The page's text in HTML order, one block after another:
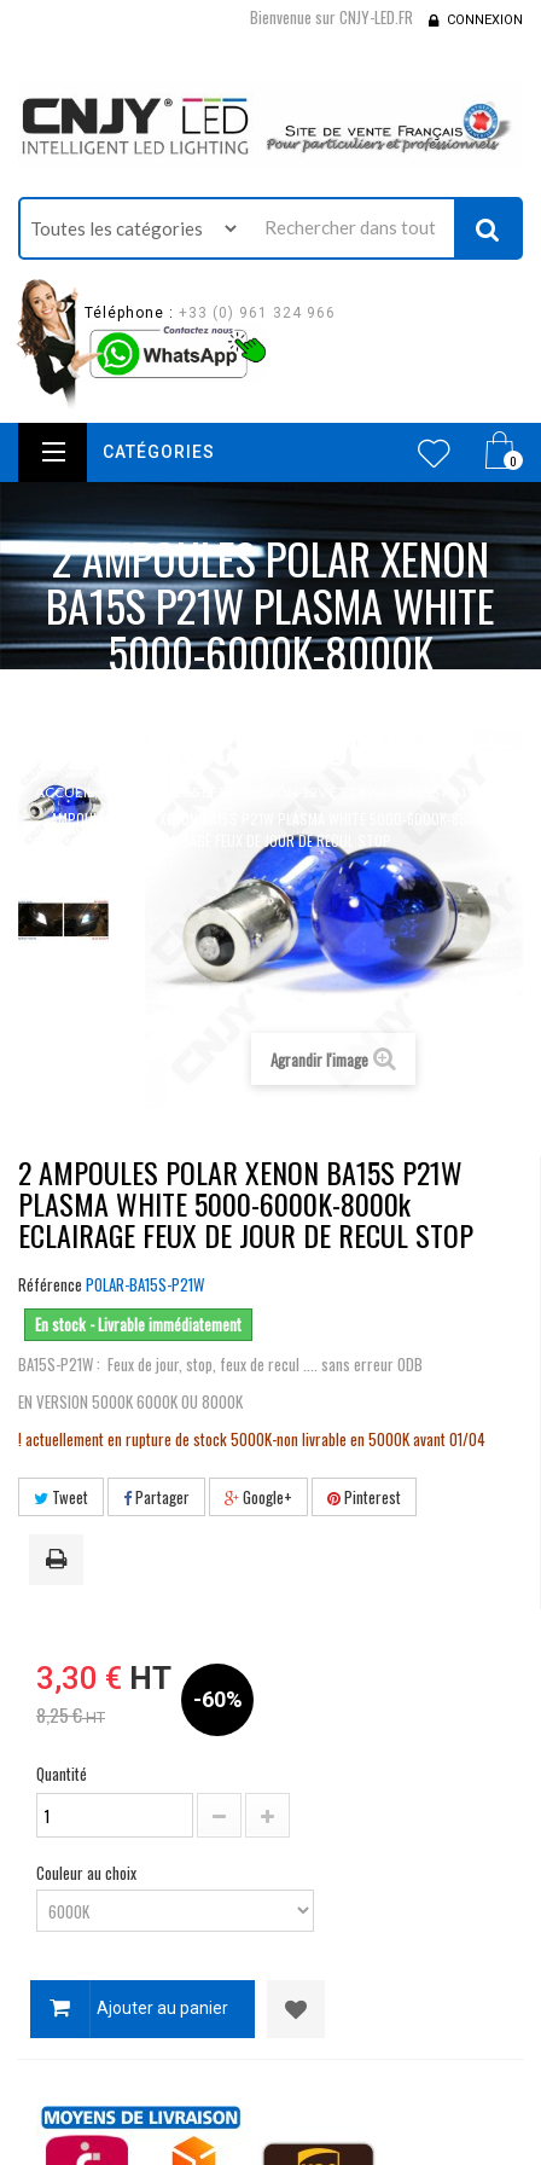
Bienvenue sur CNJY-LED.FR CONNEXION
Téléphone : +33 (0) 961 324 966
0
CATÉGORIES
2 AMPOULES POLAR XENON
BA15S P21W PLASMA WHITE
5000-6000K-8000K
ACCUEIL
AMPOULES POLAR XENON BA15S P21W PLASMA WHITE 5000-6000K-8000K
ECLAIRAGE FEUX DE JOUR DE RECUL STOP
Agrandir l'image
2 AMPOULES POLAR XENON BA15S P21W
PLASMA WHITE 5000-6000K-8000k
ECLAIRAGE FEUX DE JOUR DE RECUL STOP
Référence POLAR-BA15S-P21W
En stock - Livrable immédiatement
BA15S-P21W : Feux de jour, stop, feux de recul .... sans erreur ODB
EN VERSION 5000K 6000K OU 8000K
! actuellement en rupture de stock 5000K-non livrable en 5000K avant 01/04
Tweet Partager Google+ Pinterest
3,30 € HT
8,25 €HT
-60%
Quantité
Couleur au choix
Ajouter au panier